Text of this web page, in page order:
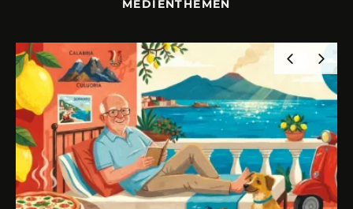
MEDIENTHEMEN